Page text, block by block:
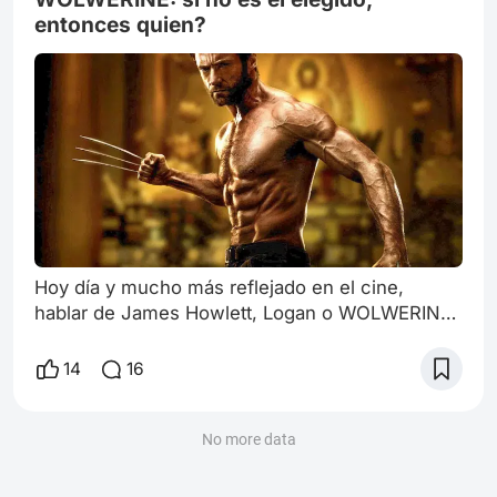
entonces quien?
Hoy día y mucho más reflejado en el cine,
hablar de James Howlett, Logan o WOLWERINE,
la edición 180 del comic “The Incredible Hulk”
Wolwerine nació a la par que una cultura se
14 16
No more data